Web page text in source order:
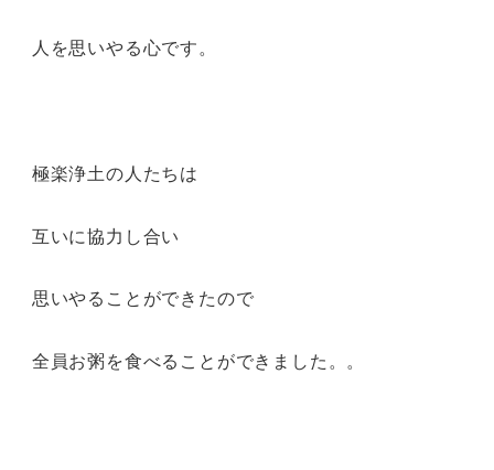
人を思いやる心です。
極楽浄土の人たちは
互いに協力し合い
思いやることができたので
全員お粥を食べることができました。。